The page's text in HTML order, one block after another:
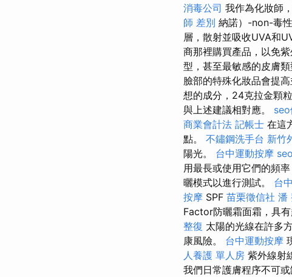
消毒公司 我作為化妝師
師 差別 納諾）-non-毒
層，散射並吸收UVA和
商那裡購買產品，以免
型，甚至最敏感的皮膚類
臉部的特殊化妝品會提
想的成分，24克拉金顆
與上述建議相對應。
商業會計法 記帳士 在這
點。 不鏽鋼洗手台 新竹
陽光。 台中運動按摩
用最長或使用它們的頻
曬模式以進行測試。 台
按摩 SPF 苗栗徵信社 潘
Factor防曬霜面霜，具
整復 太陽的光線在許多
康風險。 台中運動按摩
人養護 單人房 紫外線射
我們日常護膚程序不可或